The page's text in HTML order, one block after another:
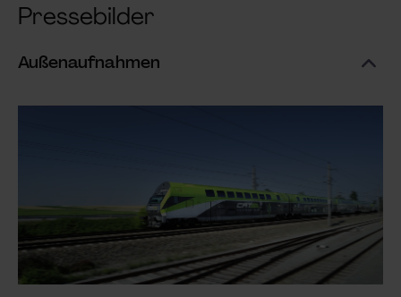
Pressebilder
Außenaufnahmen